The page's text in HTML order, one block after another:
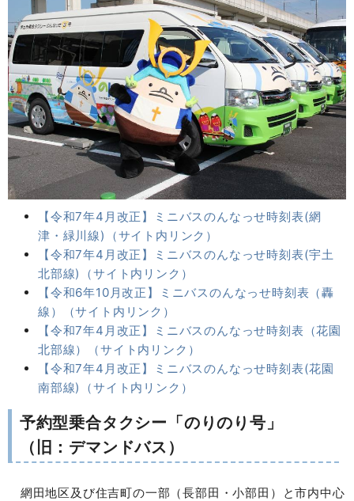
【令和7年4月改正】ミニバスのんなっせ時刻表(網
津・緑川線)（サイト内リンク）
【令和7年4月改正】ミニバスのんなっせ時刻表(宇土
北部線)（サイト内リンク）
【令和6年10月改正】ミニバスのんなっせ時刻表（轟
線）（サイト内リンク）
【令和7年4月改正】ミニバスのんなっせ時刻表（花園
北部線）（サイト内リンク）
【令和7年4月改正】ミニバスのんなっせ時刻表(花園
南部線)（サイト内リンク）
予約型乗合タクシー「のりのり号」
（旧：デマンドバス）
網田地区及び住吉町の一部（長部田・小部田）と市内中心